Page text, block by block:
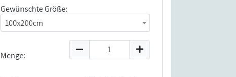
Gewünschte Größe:
100x200cm
Menge: